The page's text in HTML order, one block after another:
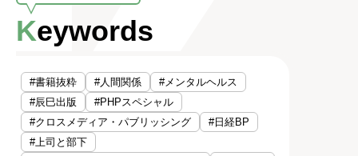
Keywords
#書籍抜粋 #人間関係
#メンタルヘルス
#辰巳出版
#PHPスペシャル
#クロスメディア・パブリッシング
#日経BP
#上司と部下